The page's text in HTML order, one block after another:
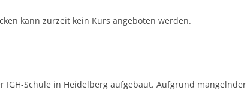
kann zurzeit kein Kurs angeboten werden.
IGH-Schule in Heidelberg aufgebaut. Aufgrund mangelnder